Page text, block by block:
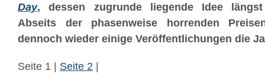
Day, dessen zugrunde liegendeIdee längst
Abseits der phasenweise horrenden
dennoch wieder einige Veröffentlichungen die
Seite 1 | Seite 2